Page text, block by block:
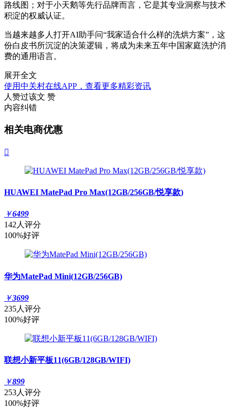
路线图；对于小天鹅等先行品牌而言，它是其专业洞察与技术
积淀的权威认证。
当越来越多人打开AI助手问“我家适合什么样的洗烘方案”，这
份白皮书所沉淀的决策逻辑，将成为未来五年中国家庭洗护消
费的通用语言。
展开全文
使用中关村在线APP，查看更多精彩资讯
人赞过该文 赞
内容纠错
相关电商优惠

HUAWEI MatePad Pro Max(12GB/256GB/悦享款)
￥6499
142人评分
100%好评
华为MatePad Mini(12GB/256GB)
￥3699
235人评分
100%好评
联想小新平板11(6GB/128GB/WIFI)
￥899
253人评分
100%好评